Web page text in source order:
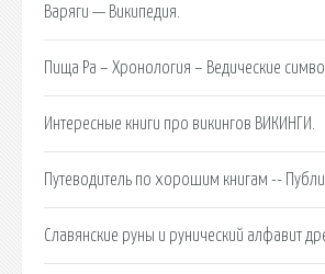
Варяги — Википедия.
Пища Ра – Хронология – Ведические
Интересные книги про викингов ВИКИНГИ.
Путеводитель по хорошим книгам --
Славянские руны и рунический алфавит